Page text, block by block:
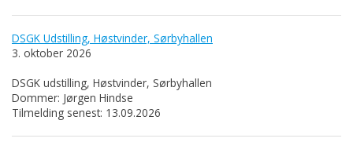
DSGK Udstilling, Høstvinder, Sørbyhallen
3. oktober 2026
DSGK udstilling, Høstvinder, Sørbyhallen
Dommer: Jørgen Hindse
Tilmelding senest: 13.09.2026